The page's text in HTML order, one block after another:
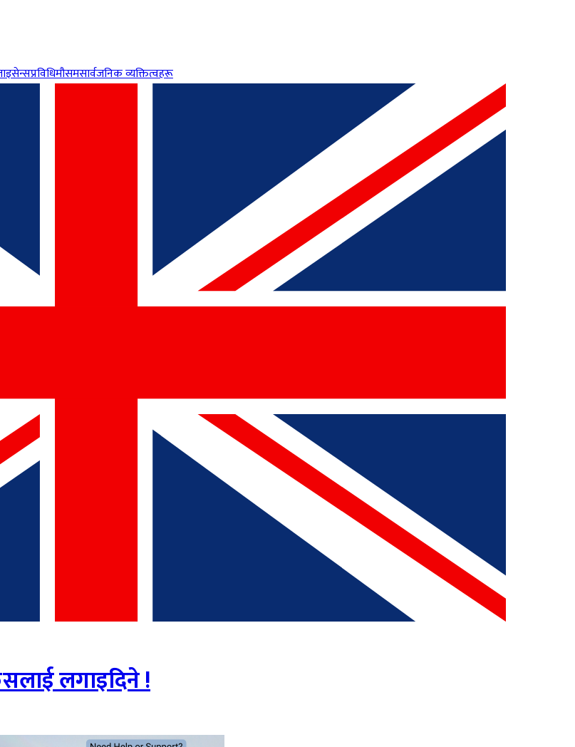
प्रविधिमौसमसार्वजनिक व्यक्तित्वहरू
लगाइदिने !